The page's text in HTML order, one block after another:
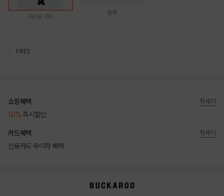
라이트 카키
블랙
FREE
쇼핑혜택
10% 즉시할인
자세히
카드혜택
신용카드 무이자 혜택
자세히